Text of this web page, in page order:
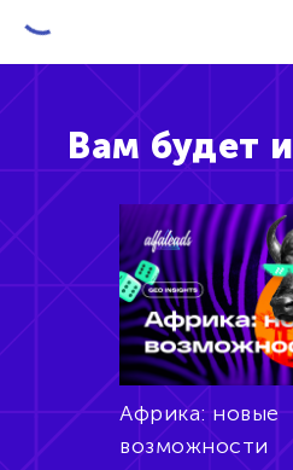
Вам будет
Африка: новые
возможности